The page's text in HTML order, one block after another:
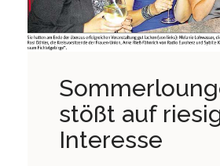
stößt auf
Interesse